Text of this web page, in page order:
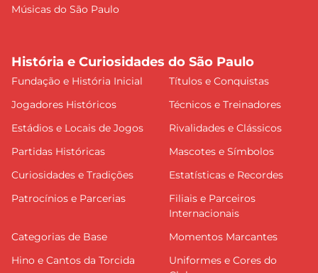
Músicas do São Paulo
História e Curiosidades do São Paulo
Fundação e História Inicial
Títulos e Conquistas
Jogadores Históricos
Técnicos e Treinadores
Estádios e Locais de Jogos
Rivalidades e Clássicos
Partidas Históricas
Mascotes e Símbolos
Curiosidades e Tradições
Estatísticas e Recordes
Patrocínios e Parcerias
Filiais e Parceiros
Internacionais
Categorias de Base
Momentos Marcantes
Hino e Cantos da Torcida
Uniformes e Cores do